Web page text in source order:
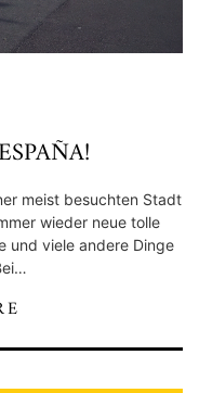
meist besuchten Stadt
wieder neue tolle
und viele andere Dinge